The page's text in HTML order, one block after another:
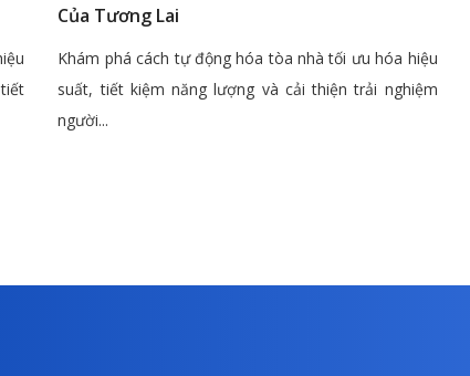
Của Tương Lai
Khám phá cách tự động hóa tòa nhà tối ưu hóa hiệu
suất, tiết kiệm năng lượng và cải thiện trải nghiệm
người...